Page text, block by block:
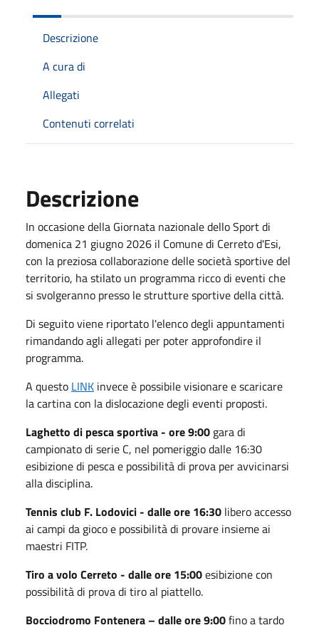
Descrizione
A cura di
Allegati
Contenuti correlati
Descrizione
In occasione della Giornata nazionale dello Sport di
domenica 21 giugno 2026 il Comune di Cerreto d'Esi,
con la preziosa collaborazione delle società sportive del
territorio, ha stilato un programma ricco di eventi che
si svolgeranno presso le strutture sportive della città.
Di seguito viene riportato l'elenco degli appuntamenti
rimandando agli allegati per poter approfondire il
programma.
A questo LINK invece è possibile visionare e scaricare
la cartina con la dislocazione degli eventi proposti.
Laghetto di pesca sportiva - ore 9:00 gara di
campionato di serie C, nel pomeriggio dalle 16:30
esibizione di pesca e possibilità di prova per avvicinarsi
alla disciplina.
Tennis club F. Lodovici - dalle ore 16:30 libero accesso
ai campi da gioco e possibilità di provare insieme ai
maestri FITP.
Tiro a volo Cerreto - dalle ore 15:00esibizione con
possibilità di prova di tiro al piattello.
Bocciodromo Fontenera – dalle ore 9:00fino a tardo